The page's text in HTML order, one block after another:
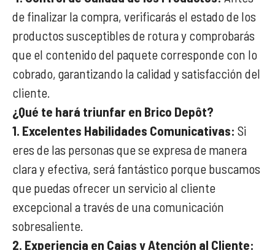
de finalizar la compra, verificarás el estado de los
productos susceptibles de rotura y comprobarás
que el contenido del paquete corresponde con lo
cobrado, garantizando la calidad y satisfacción del
cliente.
¿Qué te hará triunfar en Brico Depôt?
1. Excelentes Habilidades Comunicativas: Si
eres de las personas que se expresa de manera
clara y efectiva, será fantástico porque buscamos
que puedas ofrecer un servicio al cliente
excepcional a través de una comunicación
sobresaliente.
2. Experiencia en Cajas y Atención al Cliente: